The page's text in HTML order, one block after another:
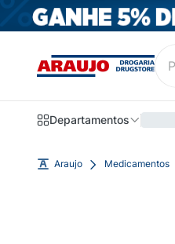
Departamentos
Araujo Medicamentos